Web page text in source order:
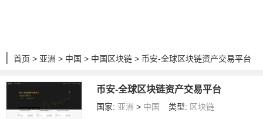
首页 > 亚洲 > 中国 > 中国区块链 > 币安-全球区块链资产交易平台
币安-全球区块链资产交易平台
国家: 亚洲 > 中国 类型: 区块链